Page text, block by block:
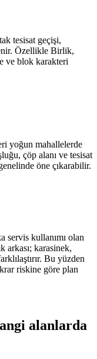
tesisat geçişi,
Özellikle Birlik,
ve blok karakteri
yoğun mahallelerde
çöp alanı ve tesisat
öne çıkarabilir.
servis kullanımı olan
arkası; karasinek,
Bu yüzden
riskine göre plan
alanlarda